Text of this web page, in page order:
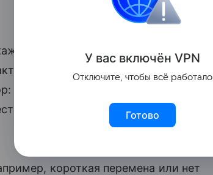
приема пищи, в том числе в
занимает 3–5 минут. Ребенку
зубную щетку, пасту и, по
удобные дорожные форматы,
короткая перемена или нет
У вас включён VPN
Отключите, чтобы всё работало
Готово